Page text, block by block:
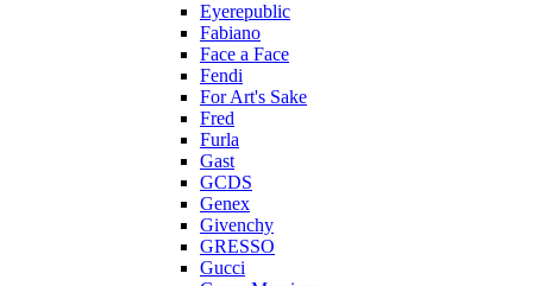
Eyerepublic
Fabiano
Face a Face
Fendi
For Art's Sake
Fred
Furla
Gast
GCDS
Genex
Givenchy
GRESSO
Gucci